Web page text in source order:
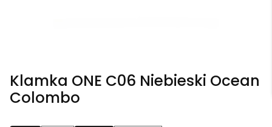
Klamka ONE C06 Niebieski Ocean
Colombo